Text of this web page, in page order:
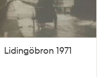
Lidingöbron 1971